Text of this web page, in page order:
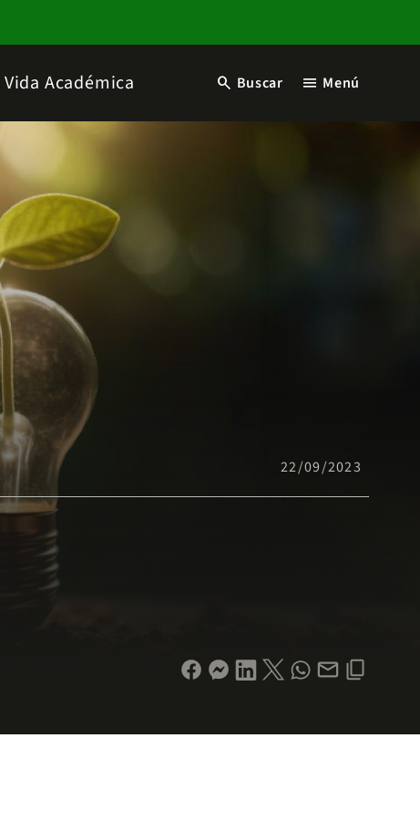
Vida Académica search Buscar menu Menú
22/09/2023